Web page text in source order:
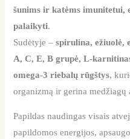
šunims ir katėms
palaikyti.
Sudėtyje –spirulina, ežiuolė,
A, C, E, B grupė, L-
omega-3 riebalų rūgštys,
organizmą ir gerina medžiagų
Papildas naudingas visais
papildomos energijos,